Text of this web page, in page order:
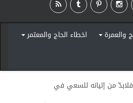
والعمرة
اخطاء الحاج والمعتمر
فلابدّ من إتيانه للسعي في